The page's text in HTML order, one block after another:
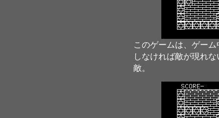
このゲームは、ゲー
しなければ敵が現れ
敵。